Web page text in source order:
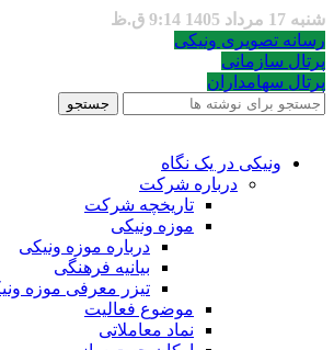
شنبه 17 مرداد 1405 9:14 ق.ظ
رسانه تصویری ونیکی
پرتال سازمانی
پرتال سهامداران
جستجو
ونیکی در یک نگاه
درباره شرکت
تاریخچه شرکت
موزه ونیکی
درباره موزه ونیکی
بیانیه فرهنگی
تیزر معرفی موزه
موضوع فعالیت
نماد معاملاتی